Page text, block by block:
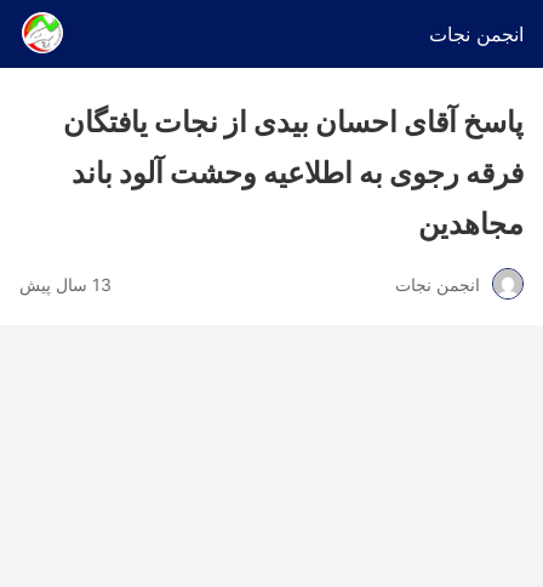
انجمن نجات
پاسخ آقای احسان بیدی از نجات یافتگان
فرقه رجوی به اطلاعیه وحشت آلود باند
مجاهدین
انجمن نجات 13 سال پیش